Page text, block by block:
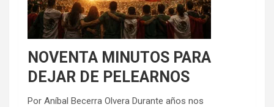
NOVENTA MINUTOS PARA
DEJAR DE PELEARNOS
Por Aníbal Becerra Olvera Durante años nos